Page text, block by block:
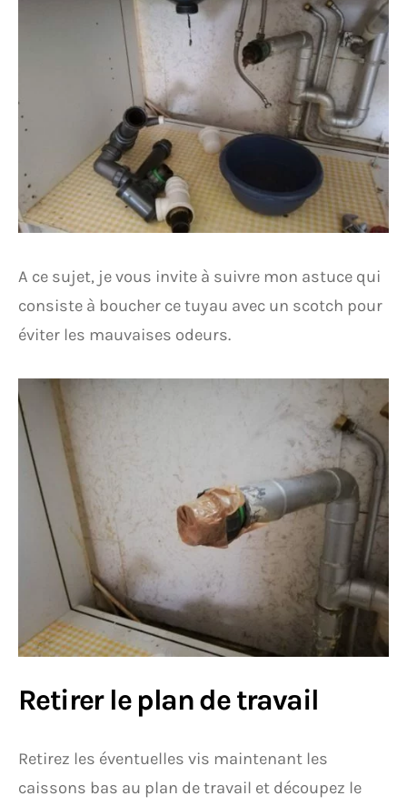
A ce sujet, je vous invite à suivre mon astuce qui
consiste à boucher ce tuyau avec un scotch pour
éviter les mauvaises odeurs.
Retirer le plan de travail
Retirez les éventuelles vis maintenant les
caissons bas au plan de travail et découpez le